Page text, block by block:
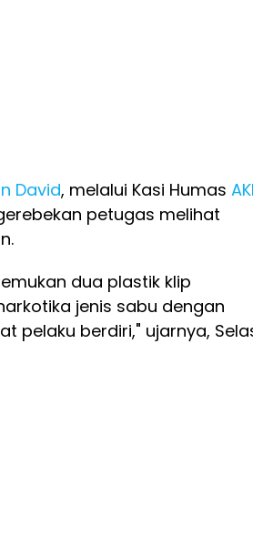
David, melalui Kasi Humas
petugas melihat
dua plastik klip
jenis sabu dengan
pelaku berdiri," ujarnya,